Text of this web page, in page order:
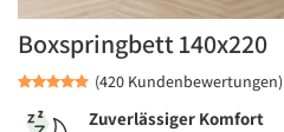
Boxspringbett 140x220
(420 Kundenbewertungen)
Zuverlässiger Komfort